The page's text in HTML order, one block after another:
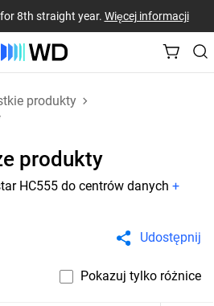
8th straight year. Więcej informacji
produkty
produkty
HC555 do centrów danych +
Udostępnij
Pokazuj tylko różnice